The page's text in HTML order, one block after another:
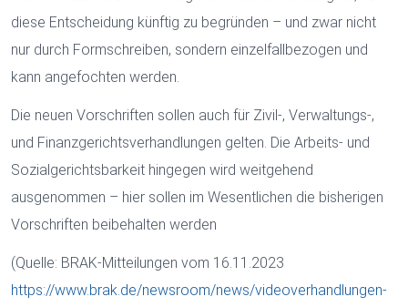
diese Entscheidung künftig zu begründen – und zwar nicht
nur durch Formschreiben, sondern einzelfallbezogen und
kann angefochten werden.
Die neuen Vorschriften sollen auch für Zivil-, Verwaltungs-,
und Finanzgerichtsverhandlungen gelten. Die Arbeits- und
Sozialgerichtsbarkeit hingegen wird weitgehend
ausgenommen – hier sollen im Wesentlichen die bisherigen
Vorschriften beibehalten werden
(Quelle: BRAK-Mitteilungen vom 16.11.2023
https://www.brak.de/newsroom/news/videoverhandlungen-